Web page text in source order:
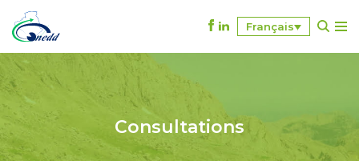
A
l
e
r
a
u
Français
Consultations